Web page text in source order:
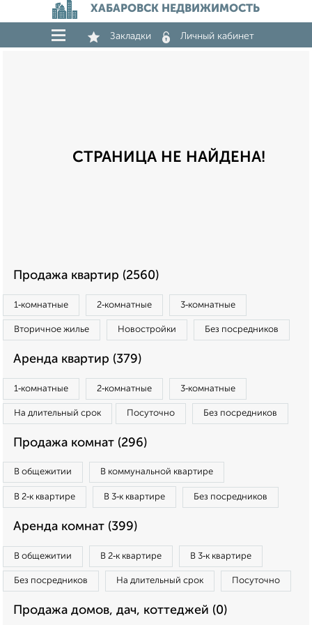
ХАБАРОВСК НЕДВИЖИМОСТЬ
Закладки Личный кабинет
СТРАНИЦА НЕ НАЙДЕНА!
Продажа квартир (2560)
1‑комнатные 2‑комнатные 3‑комнатные
Вторичное жилье Новостройки Без посредников
Аренда квартир (379)
1‑комнатные 2‑комнатные 3‑комнатные
На длительный срок Посуточно Без посредников
Продажа комнат (296)
В общежитии В коммунальной квартире
В 2‑к квартире В 3‑к квартире Без посредников
Аренда комнат (399)
В общежитии В 2‑к квартире В 3‑к квартире
Без посредников На длительный срок Посуточно
Продажа домов, дач, коттеджей (0)